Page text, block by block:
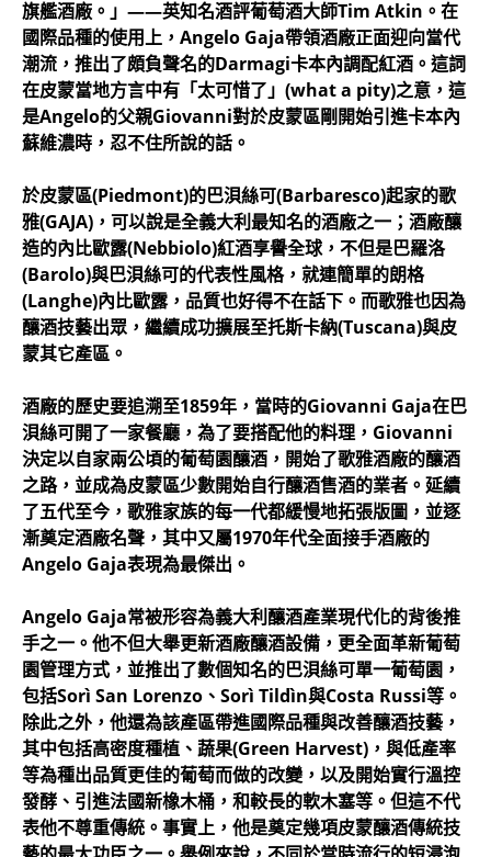
旗艦酒廠。」——英知名酒評葡萄酒大師Tim Atkin。在
國際品種的使用上，Angelo Gaja帶領酒廠正面迎向當代
潮流，推出了頗負聲名的Darmagi卡本內調配紅酒。這詞
在皮蒙當地方言中有「太可惜了」(what a pity)之意，這
是Angelo的父親Giovanni對於皮蒙區剛開始引進卡本內
蘇維濃時，忍不住所說的話。
於皮蒙區(Piedmont)的巴浿絲可(Barbaresco)起家的歌
雅(GAJA)，可以說是全義大利最知名的酒廠之一；酒廠釀
造的內比歐露(Nebbiolo)紅酒享譽全球，不但是巴羅洛
(Barolo)與巴浿絲可的代表性風格，就連簡單的朗格
(Langhe)內比歐露，品質也好得不在話下。而歌雅也因為
釀酒技藝出眾，繼續成功擴展至托斯卡納(Tuscana)與皮
蒙其它產區。
酒廠的歷史要追溯至1859年，當時的Giovanni Gaja在巴
浿絲可開了一家餐廳，為了要搭配他的料理，Giovanni
決定以自家兩公頃的葡萄園釀酒，開始了歌雅酒廠的釀酒
之路，並成為皮蒙區少數開始自行釀酒售酒的業者。延續
了五代至今，歌雅家族的每一代都緩慢地拓張版圖，並逐
漸奠定酒廠名聲，其中又屬1970年代全面接手酒廠的
Angelo Gaja表現為最傑出。
Angelo Gaja常被形容為義大利釀酒產業現代化的背後推
手之一。他不但大舉更新酒廠釀酒設備，更全面革新葡萄
園管理方式，並推出了數個知名的巴浿絲可單一葡萄園，
包括Sorì San Lorenzo、Sorì Tildìn與Costa Russi等。
除此之外，他還為該產區帶進國際品種與改善釀酒技藝，
其中包括高密度種植、蔬果(Green Harvest)，與低產率
等為種出品質更佳的葡萄而做的改變，以及開始實行溫控
發酵、引進法國新橡木桶，和較長的軟木塞等。但這不代
表他不尊重傳統。事實上，他是奠定幾項皮蒙釀酒傳統技